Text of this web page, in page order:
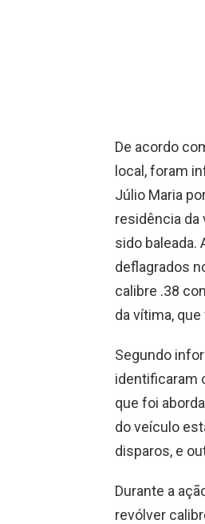
De acordo
local, foram
Júlio Maria
residência da
sido baleada.
deflagrados
calibre .38
da vítima,
Segundo
identificaram
que foi
do veículo
disparos, e
Durante a
revólver